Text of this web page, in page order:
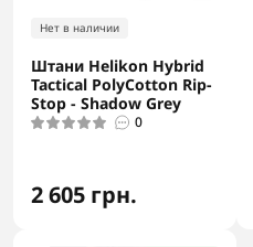
Нет в наличии
Штани Helikon Hybrid
Tactical PolyCotton Rip-
Stop - Shadow Grey
0
2 605 грн.